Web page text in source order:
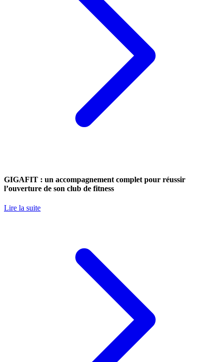
GIGAFIT : un accompagnement complet pour réussir
l’ouverture de son club de fitness
Lire la suite